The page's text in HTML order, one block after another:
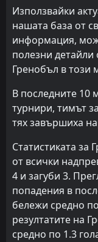
18Jul
FT
17:00
15
FT
FT
09May
Троа
FT
18:00
02 May
FT
12:00
25Apr
Льо
18:00
Използвайки
нашата база от
информация,
полезни
Гренобъл в този
В последните 10
турнири, тимът
тях завършиха
Статистиката за
от всички
4 и загуби 3.
попадения в
бележи средно
резултатите на
средно по 1.3